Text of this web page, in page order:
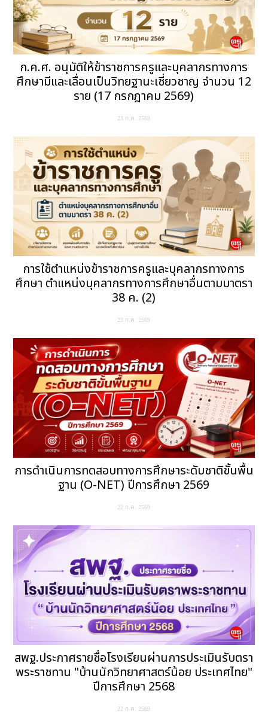
ก.ค.ศ. อนุมัติให้ข้าราชการครูและบุคลากรทางการ
ศึกษามีและเลื่อนเป็นวิทยฐานะเชี่ยวชาญ จำนวน 12
ราย (17 กรกฎาคม 2569)
23 ก.ค. 2569
การใช้ตำแหน่งข้าราชการครูและบุคลากรทางการ
ศึกษา ตำแหน่งบุคลากรทางการศึกษาอื่นตามมาตรา
38 ค. (2)
23 ก.ค. 2569
การดำเนินการทดสอบทางการศึกษาระดับชาติขั้นพื้น
ฐาน (O-NET) ปีการศึกษา 2569
22 ก.ค. 2569
สพฐ.ประกาศรายชื่อโรงเรียนผ่านการประเมินรับตรา
พระราชทาน "บ้านนักวิทยาศาสตร์น้อย ประเทศไทย"
ปีการศึกษา 2568
22 ก.ค. 2569